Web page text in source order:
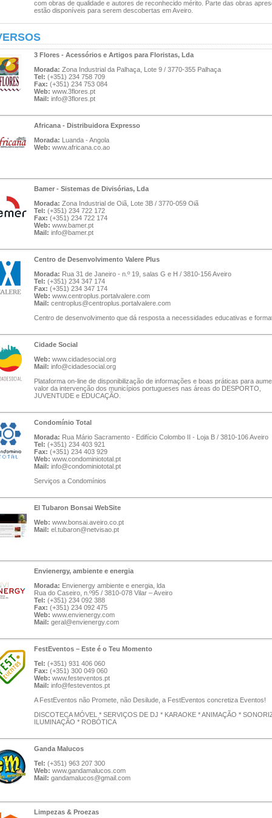
com obras de qualidade e autores de reconhecido mérito. Parte das obras
estão disponíveis para serem descobertas em Aveiro.
3 Flores - Acessórios e Artigos para Floristas, Lda
Morada: Zona Industrial da Palhaça, Lote 9 / 3770-355 Palhaça
Tel: (+351) 234 758 709
Fax: (+351) 234 753 084
Web: www.3flores.pt
Mail: info@3flores.pt
Africana - Distribuidora Expresso
Morada: Luanda - Angola
Web: www.africana.co.ao
Bamer - Sistemas de Divisórias, Lda
Morada: Zona Industrial de Oiã, Lote 3B / 3770-059 Oiã
Tel: (+351) 234 722 172
Fax: (+351) 234 722 174
Web: www.bamer.pt
Mail: info@bamer.pt
Centro de Desenvolvimento Valere Plus
Morada: Rua 31 de Janeiro - n.º 19, salas G e H / 3810-156 Aveiro
Tel: (+351) 234 347 174
Fax: (+351) 234 347 174
Web: www.centroplus.portalvalere.com
Mail: centroplus@centroplus.portalvalere.com
Centro de desenvolvimento que dá resposta a necessidades educativas e
Cidade Social
Web: www.cidadesocial.org
Mail: info@cidadesocial.org
Plataforma on-line de disponibilização de informações e boas práticas para
valor da intervenção dos municípios portugueses nas áreas do DESPORTO,
JUVENTUDE e EDUCAÇÃO.
Condomínio Total
Morada: Rua Mário Sacramento - Edifício Colombo II - Loja B / 3810-106 Aveiro
Tel: (+351) 234 403 921
Fax: (+351) 234 403 929
Web: www.condominiototal.pt
Mail: info@condominiototal.pt
Serviços a Condomínios
El Tubaron Bonsai WebSite
Web: www.bonsai.aveiro.co.pt
Mail: el.tubaron@netvisao.pt
Envienergy, ambiente e energia
Morada: Envienergy ambiente e energia, lda
Rua do Caseiro, n.º95 / 3810-078 Vilar – Aveiro
Tel: (+351) 234 092 388
Fax: (+351) 234 092 475
Web: www.envienergy.com
Mail: geral@envienergy.com
FestEventos – Este é o Teu Momento
Tel: (+351) 931 406 060
Fax: (+351) 300 049 060
Web: www.festeventos.pt
Mail: info@festeventos.pt
A FestEventos não Promete, não Desilude, a FestEventos concretiza Eventos!
DISCOTECA MÓVEL * SERVIÇOS DE DJ * KARAOKE * ANIMAÇÃO *
ILUMINAÇÃO * ROBÓTICA
Ganda Malucos
Tel: (+351) 963 207 300
Web: www.gandamalucos.com
Mail: gandamalucos@gmail.com
Limpezas & Proezas